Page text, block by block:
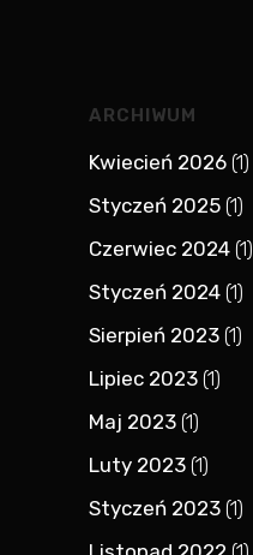
ARCHIWUM
Kwiecień 2026 (1)
Styczeń 2025 (1)
Czerwiec 2024 (1)
Styczeń 2024 (1)
Sierpień 2023 (1)
Lipiec 2023 (1)
Maj 2023 (1)
Luty 2023 (1)
Styczeń 2023 (1)